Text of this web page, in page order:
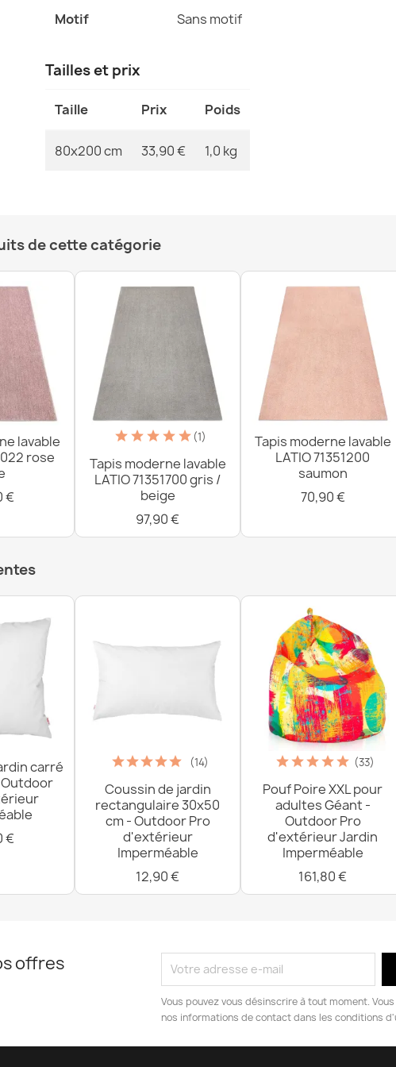
Motif Sans motif
Tailles et prix
Taille Prix Poids
80x200 cm 33,90 € 1,0 kg
de cette catégorie
lavable
rose
€
(1)
Tapis moderne lavable
LATIO 71351700 gris /
beige
97,90 €
Tapis moderne lavable
LATIO 71351200
saumon
70,90 €
carré
€
(14)
Coussin de jardin
rectangulaire 30x50
cm - Outdoor Pro
d'extérieur
Imperméable
12,90 €
(33)
Pouf Poire XXL pour
adultes Géant -
Outdoor Pro
d'extérieur Jardin
Imperméable
161,80 €
offres
Vous pouvez vous désinscrire à tout moment.
nos informations de contact dans les conditions